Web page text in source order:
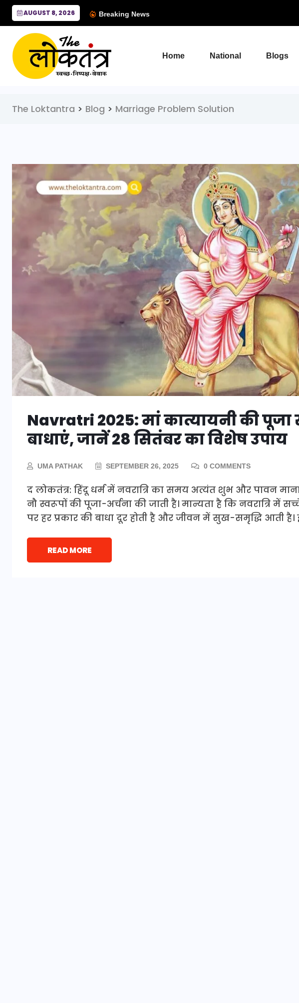
AUGUST 8, 2026 Breaking News
Home National Blogs
The Loktantra > Blog > Marriage Problem Solution
Navratri 2025: मां कात्यायनी की पूजा
बाधाएं, जानें 28 सितंबर का विशेष उपाय
UMA PATHAK SEPTEMBER 26, 2025 0 COMMENTS
द लोकतंत्र: हिंदू धर्म में नवरात्रि का समय अत्यंत शुभ और पावन माना
नौ स्वरूपों की पूजा-अर्चना की जाती है। मान्यता है कि नवरात्रि
पर हर प्रकार की बाधा दूर होती है और जीवन में सुख-समृद्धि आती
READ MORE